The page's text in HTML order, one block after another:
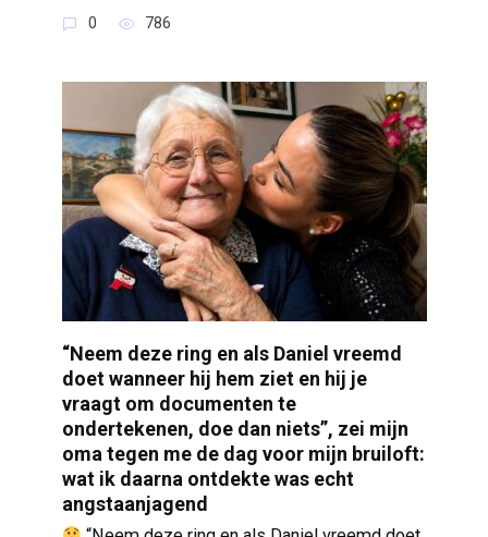
0 786
“Neem deze ring en als Daniel vreemd
doet wanneer hij hem ziet en hij je
vraagt om documenten te
ondertekenen, doe dan niets”, zei mijn
oma tegen me de dag voor mijn bruiloft:
wat ik daarna ontdekte was echt
angstaanjagend